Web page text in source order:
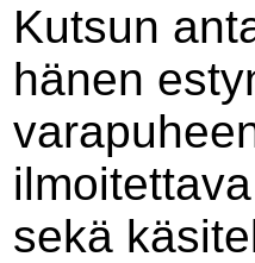
Kutsun
hänen
sekä